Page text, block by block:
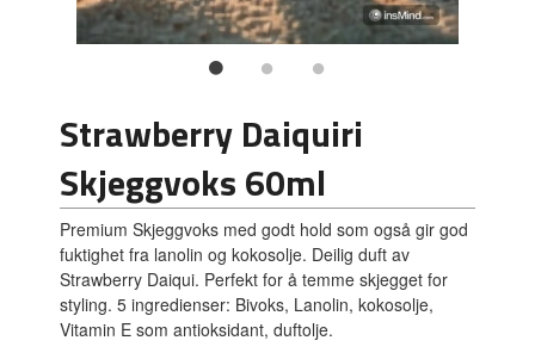
Strawberry Daiquiri
Skjeggvoks 60ml
Premium Skjeggvoks med godt hold som også gir god
fuktighet fra lanolin og kokosolje. Deilig duft av
Strawberry Daiqui. Perfekt for å temme skjegget for
styling. 5 ingredienser: Bivoks, Lanolin, kokosolje,
Vitamin E som antioksidant, duftolje.